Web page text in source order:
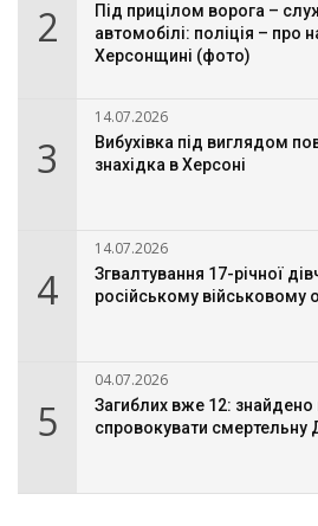
2
Під прицілом ворога –
автомобілі: поліція – про
Херсонщині (фото)
3
14.07.2026
Вибухівка під виглядом
знахідка в Херсоні
4
14.07.2026
Згвалтування 17-річної
російському військовому
5
04.07.2026
Загиблих вже 12: знайдено
спровокувати